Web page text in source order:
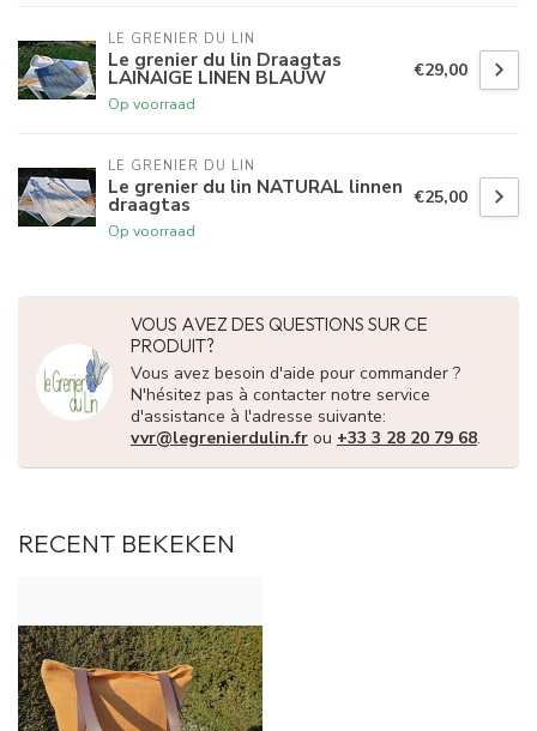
LE GRENIER DU LIN
Le grenier du lin Draagtas
LAINAIGE LINEN BLAUW
Op voorraad
€29,00
LE GRENIER DU LIN
Le grenier du lin NATURAL linnen
draagtas
Op voorraad
€25,00
VOUS AVEZ DES QUESTIONS SUR CE
PRODUIT?
Vous avez besoin d'aide pour commander ?
N'hésitez pas à contacter notre service
d'assistance à l'adresse suivante:
vvr@legrenierdulin.fr ou +33 3 28 20 79 68.
RECENT BEKEKEN